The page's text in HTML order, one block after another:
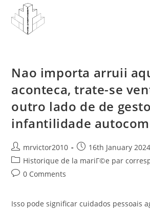
content
Nao importa arruii
aconteca, trate-se
outro lado de de
infantilidade
Post
author:
mrvictor2010
Post
published:
16th January 2024
Post
category:
Historique de la mariГ©e par
Post0 Comments
Isso pode significar cuidados pessoais